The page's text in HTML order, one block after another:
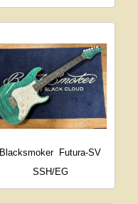
Blacksmoker
Futura-SV
SSH/EG